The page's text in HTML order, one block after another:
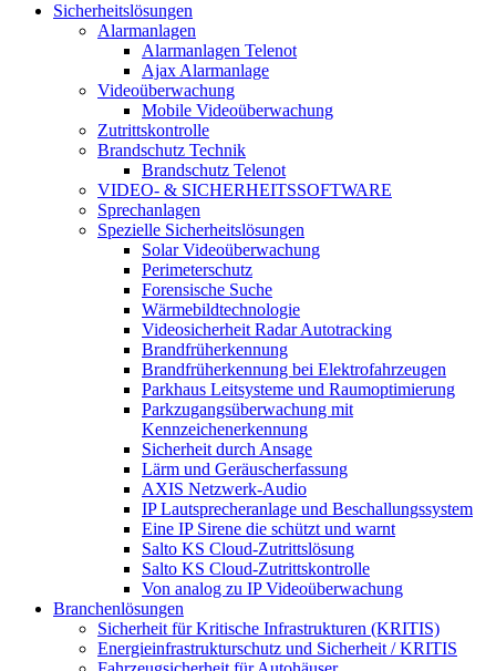
Sicherheitslösungen
Alarmanlagen
Alarmanlagen Telenot
Ajax Alarmanlage
Videoüberwachung
Mobile Videoüberwachung
Zutrittskontrolle
Brandschutz Technik
Brandschutz Telenot
VIDEO- & SICHERHEITSSOFTWARE
Sprechanlagen
Spezielle Sicherheitslösungen
Solar Videoüberwachung
Perimeterschutz
Forensische Suche
Wärmebildtechnologie
Videosicherheit Radar Autotracking​
Brandfrüherkennung
Brandfrüherkennung bei Elektrofahrzeugen
Parkhaus Leitsysteme und Raumoptimierung
Parkzugangsüberwachung mit
Kennzeichenerkennung
Sicherheit durch Ansage
Lärm und Geräuscherfassung
AXIS Netzwerk-Audio
IP Lautsprecheranlage und Beschallungssystem
Eine IP Sirene die schützt und warnt
Salto KS Cloud-Zutrittslösung
Salto KS Cloud-Zutrittskontrolle
Von analog zu IP Videoüberwachung
Branchenlösungen
Sicherheit für Kritische Infrastrukturen (KRITIS)
Energieinfrastrukturschutz und Sicherheit / KRITIS